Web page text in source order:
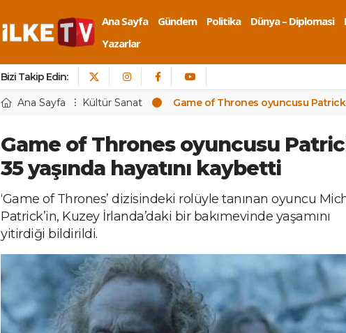
Ana Sayfa Gündem Politika Dünya – Diplomasi
Yazarlar
Bizi Takip Edin:
Ana Sayfa Kültür Sanat Game of Thrones oyuncusu Patrick
Game of Thrones oyuncusu
35 yaşında hayatını kaybetti
‘Game of Thrones’ dizisindeki rolüyle tanınan oyuncu
Patrick’in, Kuzey İrlanda’daki bir bakımevinde yaşamını
yitirdiği bildirildi.